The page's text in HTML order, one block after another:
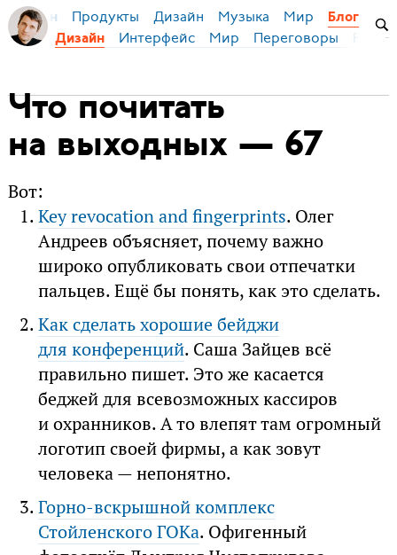
Бирман Продукты Дизайн Музыка Мир
Блог
Дизайн
Интерфейс Мир Переговоры
Что почитать
на выходных — 67
Вот:
Key revocation and fingerprints. Олег
Андреев объясняет, почему важно
широко опубликовать свои отпечатки
пальцев. Ещё бы понять, как это сделать.
Как сделать хорошие бейджи
для конференций. Саша Зайцев всё
правильно пишет. Это же касается
беджей для всевозможных кассиров
и охранников. А то влепят там огромный
логотип своей фирмы, а как зовут
человека — непонятно.
Горно-вскрышной комплекс
Стойленского ГОКа. Офигенный